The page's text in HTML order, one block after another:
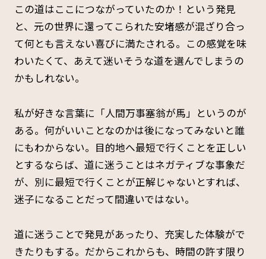
この道はここにつながっていたのか！という発見
と、元の世界に還ってこられた安堵感が混ざり合っ
て何とも言えない喜びに満たされる。この感覚を味
わいたくて、あえて迷いそうな道を選んでしまうの
かもしれない。
私が好きな言葉に「人間万事塞翁が馬」というのが
ある。何がいいことなのかは後になってみないと誰
にもわからない。目的地へ最短で行くことを正しい
とするならば、道に迷うことはネガティブな事象だ
が、別に最短で行くことが正解じゃないとすれば、
迷子になることだって間違いではない。
道に迷うことで発見があったり、充実した体験がで
きたりもする。だからこれからも、時間の許す限り